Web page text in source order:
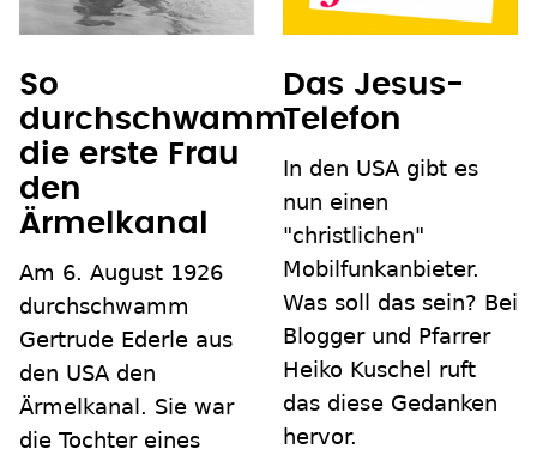
So
durchschwamm
die erste Frau
den
Ärmelkanal
Am 6. August 1926
durchschwamm
Gertrude Ederle aus
den USA den
Ärmelkanal. Sie war
die Tochter eines
Das Jesus-
Telefon
In den USA gibt es
nun einen
"christlichen"
Mobilfunkanbieter.
Was soll das sein? Bei
Blogger und Pfarrer
Heiko Kuschel ruft
das diese Gedanken
hervor.